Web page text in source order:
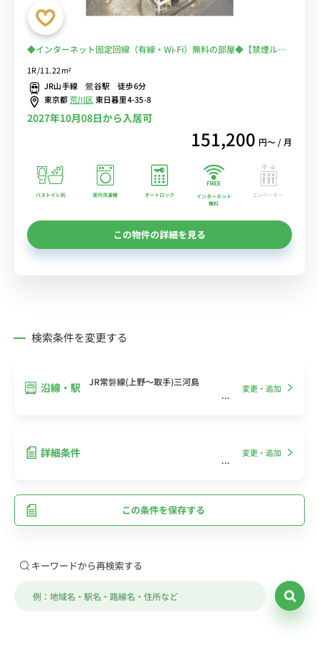
◆インターネット固定回線（有線・Wi-Fi）無料の部屋◆【禁煙ルー
し狭い部屋だけど設備充実！
1R/11.22m²
JR山手線 鶯谷駅 徒歩6分
東京都荒川区東日暮里4-35-8
2027年10月08日から入居可
151,200 円〜 / 月
バストイレ別 室内洗濯機 オートロック
インターネット
無料
エレベーター
この物件の詳細を見る
検索条件を変更する
沿線・駅 JR常磐線(上野～取手)三河島
変更・追加
詳細条件 変更・追加
この条件を保存する
キーワードから再検索する